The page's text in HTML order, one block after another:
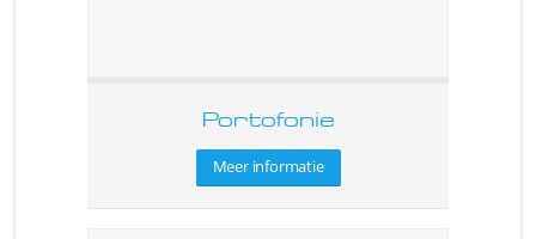
Portofonie
Meer informatie